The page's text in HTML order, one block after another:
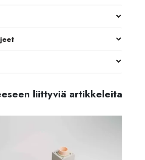
liittyviä artikkeleita